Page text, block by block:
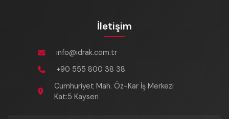
İletişim
info@idrak.com.tr
+90 555 800 38 38
Cumhuriyet Mah. Öz-Kar İş Merkezi
Kat:5 Kayseri